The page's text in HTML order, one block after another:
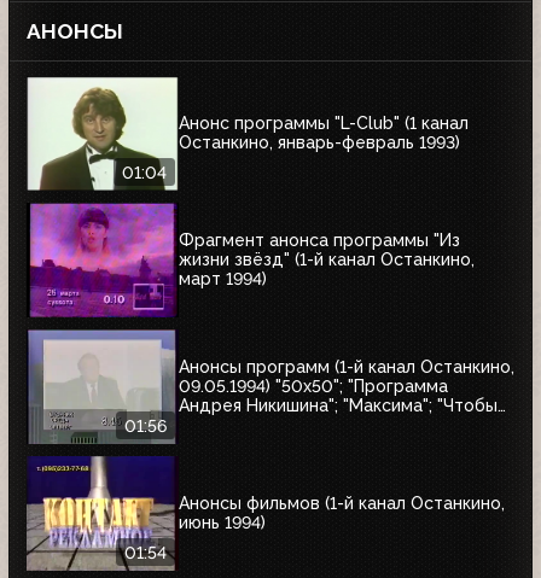
АНОНСЫ
01:04
Анонс программы "L-Club" (1 канал
Останкино, январь-февраль 1993)
Фрагмент анонса программы "Из
жизни звёзд" (1-й канал Останкино,
март 1994)
01:56
Анонсы программ (1-й канал Останкино,
09.05.1994) "50x50"; "Программа
Андрея Никишина"; "Максима"; "Чтобы
01:54
Анонсы фильмов (1-й канал Останкино,
июнь 1994)